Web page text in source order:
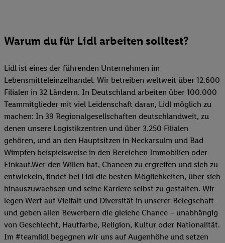
Warum du für Lidl arbeiten solltest?
Lidl ist eines der führenden Unternehmen im
Lebensmitteleinzelhandel. Wir betreiben weltweit über 12.600
Filialen in 32 Ländern. In Deutschland arbeiten über 100.000
Teammitglieder mit viel Leidenschaft daran, Lidl möglich zu
machen: In 39 Regionalgesellschaften deutschlandweit, zu
denen unsere Logistikzentren und über 3.250 Filialen
gehören, und an den Hauptsitzen in Neckarsulm und Bad
Wimpfen beispielsweise in den Bereichen Immobilien oder
Einkauf.Wer den Willen hat, Chancen zu ergreifen und sich zu
entwickeln, findet bei Lidl die besten Möglichkeiten, über sich
hinauszuwachsen und seine Karriere selbst zu gestalten. Wir
legen Wert auf Vielfalt und Diversität in unserer Belegschaft
und geben allen Bewerbern die gleiche Chance – unabhängig
von Geschlecht, Hautfarbe, Religion, Kultur oder Nationalität.
Im #teamlidl begegnen wir uns auf Augenhöhe und setzen